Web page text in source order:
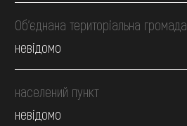
Об’єднана територіальна громада
невідомо
населений пункт
невідомо